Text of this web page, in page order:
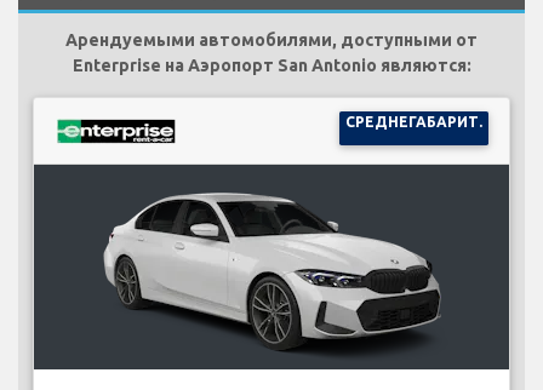
Арендуемыми автомобилями, доступными от
Enterprise на Аэропорт San Antonio являются:
СРЕДНЕГАБАРИТ.